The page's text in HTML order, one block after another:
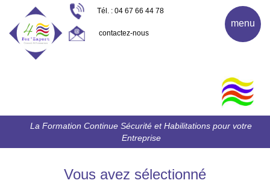
Tél. : 04 67 66 44 78
contactez-nous
La Formation Continue Sécurité et Habilitations pour votre
Entreprise
menu
Vous avez sélectionné